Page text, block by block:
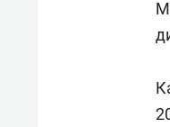
создают